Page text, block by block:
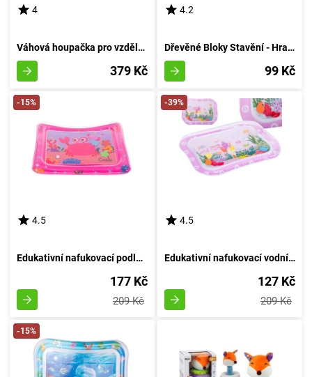
4
Váhová houpačka pro vzdělávání opic
379 Kč
4.2
Dřevěné Bloky Stavění - Hra Stavění z Dřeva
99 Kč
-15%
4.5
Edukativní nafukovací podložka s vodními motivy - Růžový Krab
177 Kč
209 Kč
-39%
4.5
Edukativní nafukovací vodní podložka s vodním motivem: růžová
127 Kč
209 Kč
-15%